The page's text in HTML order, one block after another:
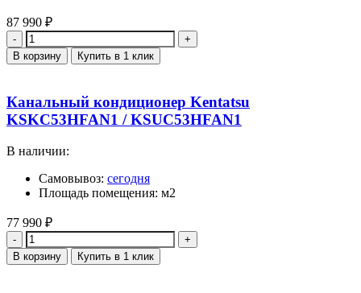
87 990 ₽
Количество
В корзину Купить в 1 клик
Канальный кондиционер Kentatsu
KSKC53HFAN1 / KSUC53HFAN1
В наличии:
Самовывоз: сегодня
Площадь помещения: м2
77 990 ₽
Количество
В корзину Купить в 1 клик